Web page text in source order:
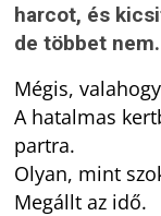
harcot, és
de többet
Mégis,
A hatalmas
partra.
Olyan, mint
Megállt az idő.